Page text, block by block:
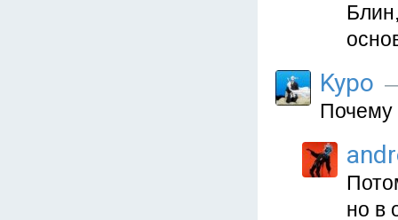
Kypo
Почему
но в